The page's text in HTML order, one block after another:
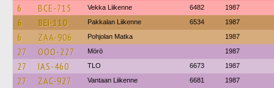
6 BCE-715 Vekka Liikenne 6482 1987
6 BEI-110 Pakkalan Liikenne 6534 1987
6 ZAA-906 Pohjolan Matka 1987
27 OOO-227 Mörö 1987
27 IAS-460 TLO 6673 1987
27 ZAC-927 Vantaan Liikenne 6681 1987